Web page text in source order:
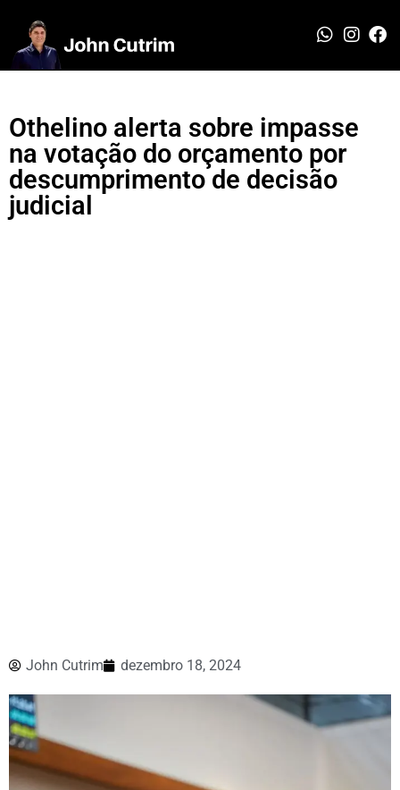
Othelino alerta sobre impasse
na votação do orçamento por
descumprimento de decisão
judicial
John Cutrim dezembro 18, 2024